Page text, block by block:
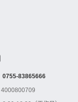
0755-83865666
4000800709